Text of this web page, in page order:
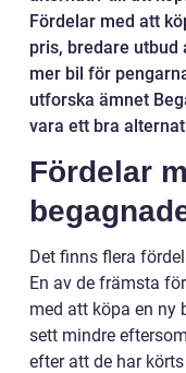
Fördelar med att
pris, bredare
mer bil för
utforska ämnet
vara ett bra
Fördelar
Det finns flera
En av de främsta
med att köpa en ny
sett mindre
efter att de har